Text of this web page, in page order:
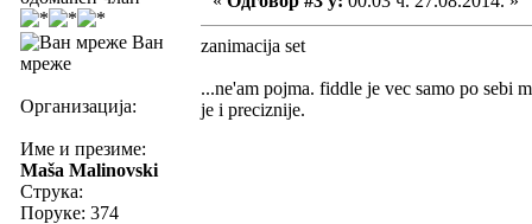
Ван
мреже
Организација:
Име и презиме:
Maša Malinovski
Струка:
Поруке: 374
zanimacija set
...ne'am pojma. fiddle je vec samo po sebi
je i preciznije.